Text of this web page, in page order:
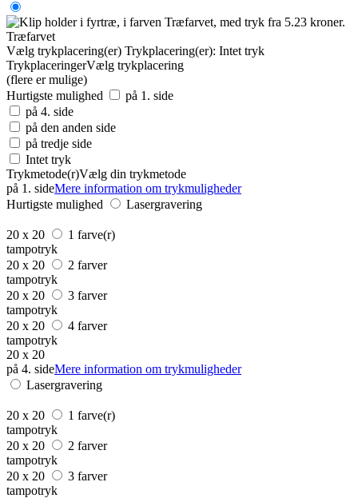
Træfarvet
Vælg trykplacering(er) Trykplacering(er): Intet tryk
TrykplaceringerVælg trykplacering
(flere er mulige)
Hurtigste mulighed
på 1. side
på 4. side
på den anden side
på tredje side
Intet tryk
Trykmetode(r)Vælg din trykmetode
på 1. sideMere information om trykmuligheder
Hurtigste mulighed
Lasergravering
20 x 20
1 farve(r)
tampotryk
20 x 20
2 farver
tampotryk
20 x 20
3 farver
tampotryk
20 x 20
4 farver
tampotryk
20 x 20
på 4. sideMere information om trykmuligheder
Lasergravering
20 x 20
1 farve(r)
tampotryk
20 x 20
2 farver
tampotryk
20 x 20
3 farver
tampotryk